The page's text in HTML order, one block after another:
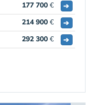
177 700 €
➔
214 900 €
➔
292 300 € ➔